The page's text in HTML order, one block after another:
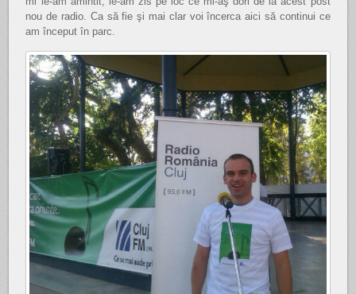
nou de radio. Ca să fie şi mai clar voi încerca aici să continui ce
am început în parc.